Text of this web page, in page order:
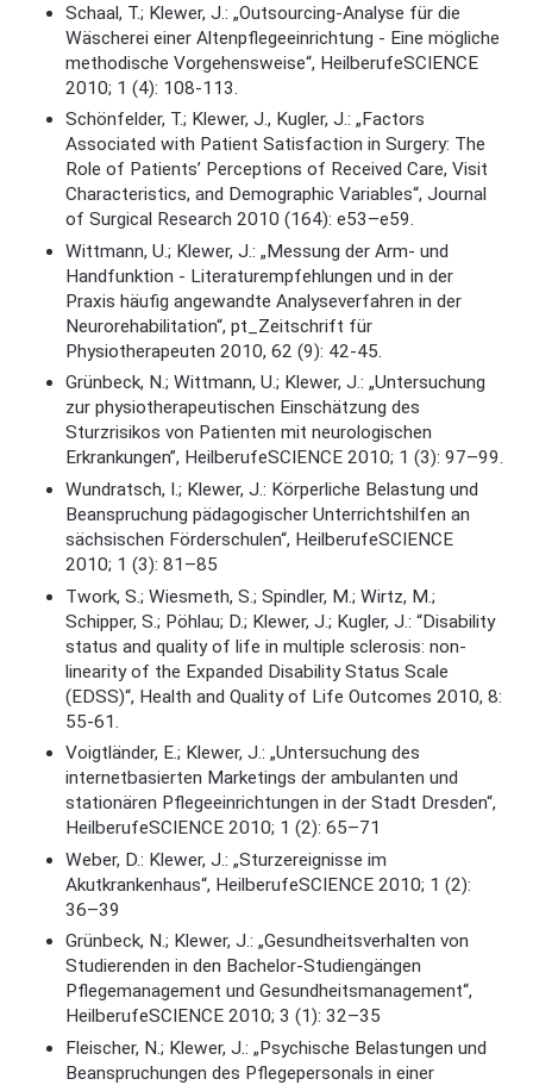
Schaal, T.; Klewer, J.: „Outsourcing-Analyse für die
Wäscherei einer Altenpflegeeinrichtung - Eine mögliche
methodische Vorgehensweise“, HeilberufeSCIENCE
2010; 1 (4): 108-113.
Schönfelder, T.; Klewer, J., Kugler, J.: „Factors
Associated with Patient Satisfaction in Surgery: The
Role of Patients’ Perceptions of Received Care, Visit
Characteristics, and Demographic Variables“, Journal
of Surgical Research 2010 (164): e53–e59.
Wittmann, U.; Klewer, J.: „Messung der Arm- und
Handfunktion - Literaturempfehlungen und in der
Praxis häufig angewandte Analyseverfahren in der
Neurorehabilitation“, pt_Zeitschrift für
Physiotherapeuten 2010, 62 (9): 42-45.
Grünbeck, N.; Wittmann, U.; Klewer, J.: „Untersuchung
zur physiotherapeutischen Einschätzung des
Sturzrisikos von Patienten mit neurologischen
Erkrankungen”, HeilberufeSCIENCE 2010; 1 (3): 97–99.
Wundratsch, I.; Klewer, J.: Körperliche Belastung und
Beanspruchung pädagogischer Unterrichtshilfen an
sächsischen Förderschulen“, HeilberufeSCIENCE
2010; 1 (3): 81–85
Twork, S.; Wiesmeth, S.; Spindler, M.; Wirtz, M.;
Schipper, S.; Pöhlau; D.; Klewer, J.; Kugler, J.: “Disability
status and quality of life in multiple sclerosis: non-
linearity of the Expanded Disability Status Scale
(EDSS)“, Health and Quality of Life Outcomes 2010, 8:
55-61.
Voigtländer, E.; Klewer, J.: „Untersuchung des
internetbasierten Marketings der ambulanten und
stationären Pflegeeinrichtungen in der Stadt Dresden“,
HeilberufeSCIENCE 2010; 1 (2): 65–71
Weber, D.: Klewer, J.: „Sturzereignisse im
Akutkrankenhaus“, HeilberufeSCIENCE 2010; 1 (2):
36–39
Grünbeck, N.; Klewer, J.: „Gesundheitsverhalten von
Studierenden in den Bachelor-Studiengängen
Pflegemanagement und Gesundheitsmanagement“,
HeilberufeSCIENCE 2010; 3 (1): 32–35
Fleischer, N.; Klewer, J.: „Psychische Belastungen und
Beanspruchungen des Pflegepersonals in einer